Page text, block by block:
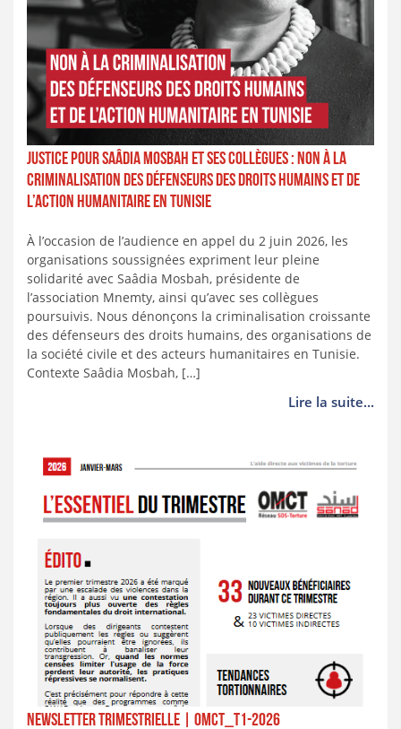
Justice pour Saâdia Mosbah et ses collègues : Non à la
criminalisation des défenseurs des droits humains et de
l’action humanitaire en Tunisie
À l’occasion de l’audience en appel du 2 juin 2026, les
organisations soussignées expriment leur pleine
solidarité avec Saâdia Mosbah, présidente de
l’association Mnemty, ainsi qu’avec ses collègues
poursuivis. Nous dénonçons la criminalisation croissante
des défenseurs des droits humains, des organisations de
la société civile et des acteurs humanitaires en Tunisie.
Contexte Saâdia Mosbah, […]
Lire la suite...
NEWSLETTER TRIMESTRIELLE | OMCT_T1-2026